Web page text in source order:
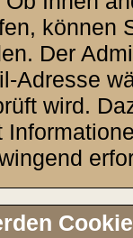
können
Der
Adresse
wird.